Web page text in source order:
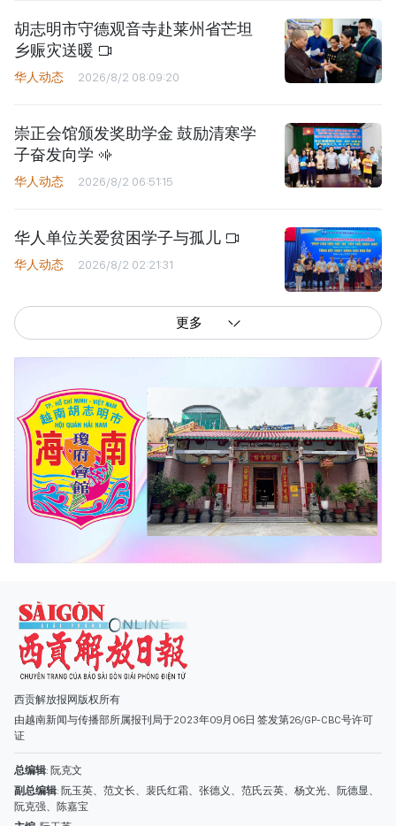
胡志明市守德观音寺赴莱州省芒坦
乡赈灾送暖
华人动态 2026/8/2 08:09:20
崇正会馆颁发奖助学金 鼓励清寒学
子奋发向学
华人动态 2026/8/2 06:51:15
华人单位关爱贫困学子与孤儿
华人动态 2026/8/2 02:21:31
更多
西贡解放报网版权所有
由越南新闻与传播部所属报刊局于2023年09月06日 签发第26/GP-CBC号许可
副总编辑: 阮玉英、范文长、裴氏红霜、张德义、范氏云英、杨文光、阮德显、
阮克强、陈嘉宝
主编: 阮玉英
社址: 胡志明市棋盘坊阮氏明开街432-434号
总台: (028) 39294091 - 转 060
热线: 096.558.1888
编辑部: (028) 39294092 - 转 060
电子信箱
广告部
(028) 38334185
quangcaohoavan09@gmail.com;